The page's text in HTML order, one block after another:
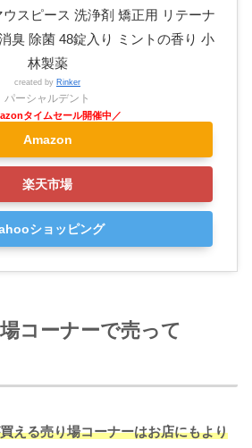
スピース 洗浄剤 矯正用 リテーナ
臭 除菌 48錠入り ミントの香り 小
林製薬
created by Rinker
パーシャルデント
Amazon
楽天市場
ショッピング
コーナーで売って
える売り場コーナーはお店にもより